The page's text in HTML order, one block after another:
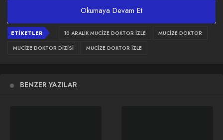
oldukça heyecanlı bir bölüme daha sahne oldu. Peki son
bölümde neler oldu ve yeni bölüm fragmanı yayınlandı mı?
Mucize Doktor 41. Bölüm Fragmanı
Okumaya Devam Et
ETIKETLER 10 ARALIK MUCIZE DOKTOR IZLE
MUCIZE DOKTOR
MUCIZE DOKTOR DIZISI
MUCIZE DOKTOR IZLE
BENZER YAZILAR